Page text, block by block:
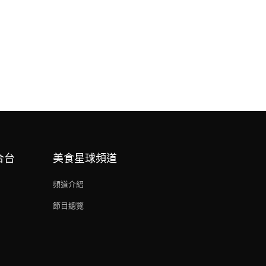
台 美食星球頻道
頻道介紹
節目總覽